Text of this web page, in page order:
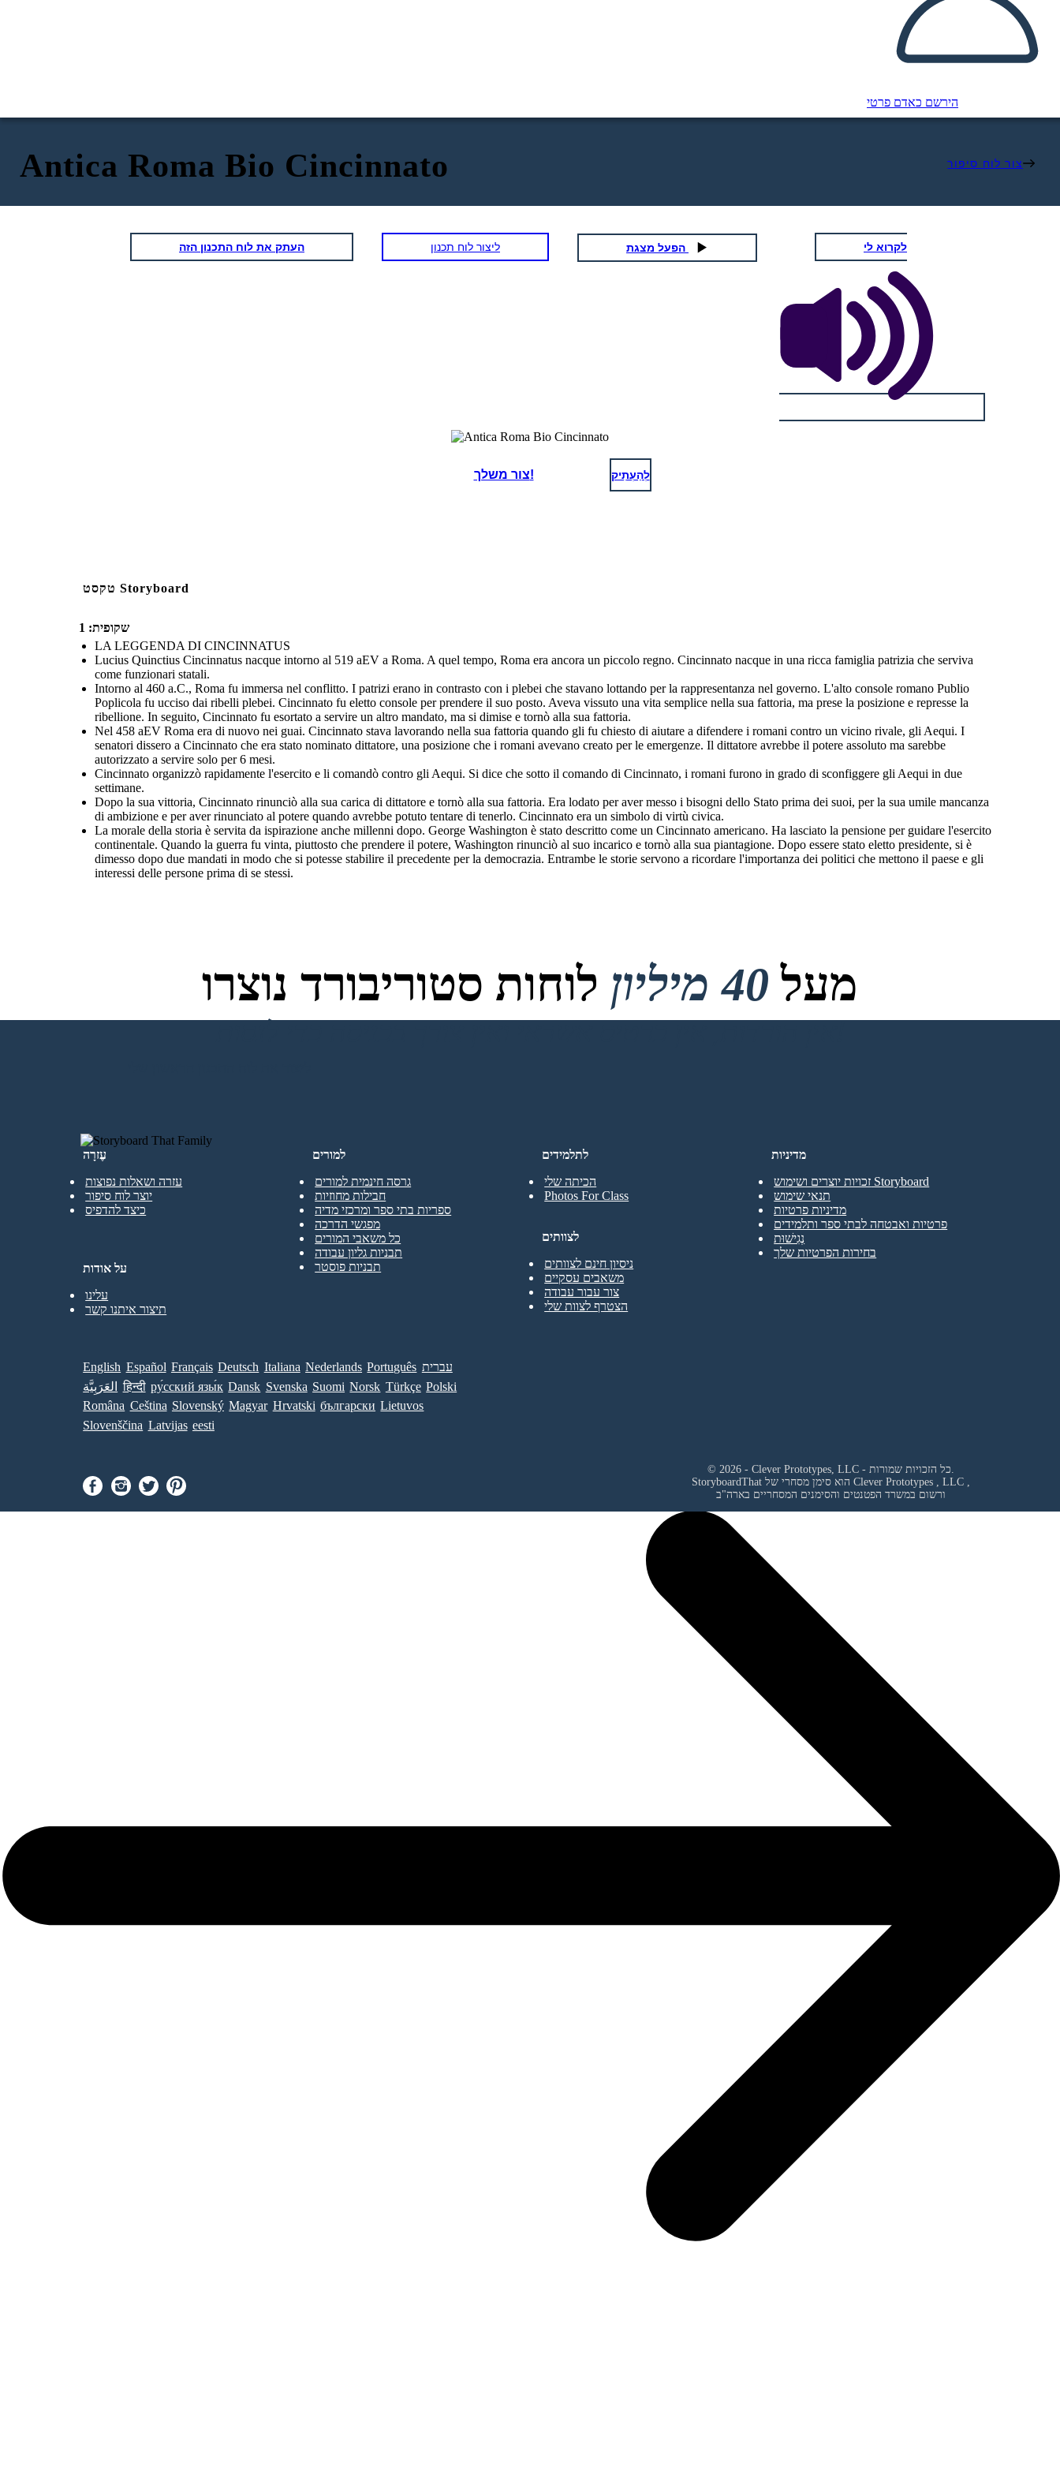
הירשם כאדם פרטי
Antica Roma Bio Cincinnato צור לוח סיפור
העתק את לוח התכנון הזה ליצור לוח תכנון לקרוא לי
צור משלך! לְהַעְתִיק
טקסט Storyboard
שקופית: 1
LA LEGGENDA DI CINCINNATUS
Lucius Quinctius Cincinnatus nacque intorno al 519 aEV a Roma. A quel tempo, Roma era ancora un piccolo regno. Cincinnato nacque in una ricca famiglia patrizia che serviva
come funzionari statali.
Intorno al 460 a.C., Roma fu immersa nel conflitto. I patrizi erano in contrasto con i plebei che stavano lottando per la rappresentanza nel governo. L'alto console romano Publio
Poplicola fu ucciso dai ribelli plebei. Cincinnato fu eletto console per prendere il suo posto. Aveva vissuto una vita semplice nella sua fattoria, ma prese la posizione e represse la
ribellione. In seguito, Cincinnato fu esortato a servire un altro mandato, ma si dimise e tornò alla sua fattoria.
Nel 458 aEV Roma era di nuovo nei guai. Cincinnato stava lavorando nella sua fattoria quando gli fu chiesto di aiutare a difendere i romani contro un vicino rivale, gli Aequi. I
senatori dissero a Cincinnato che era stato nominato dittatore, una posizione che i romani avevano creato per le emergenze. Il dittatore avrebbe il potere assoluto ma sarebbe
autorizzato a servire solo per 6 mesi.
Cincinnato organizzò rapidamente l'esercito e li comandò contro gli Aequi. Si dice che sotto il comando di Cincinnato, i romani furono in grado di sconfiggere gli Aequi in due
settimane.
Dopo la sua vittoria, Cincinnato rinunciò alla sua carica di dittatore e tornò alla sua fattoria. Era lodato per aver messo i bisogni dello Stato prima dei suoi, per la sua umile mancanza
di ambizione e per aver rinunciato al potere quando avrebbe potuto tentare di tenerlo. Cincinnato era un simbolo di virtù civica.
La morale della storia è servita da ispirazione anche millenni dopo. George Washington è stato descritto come un Cincinnato americano. Ha lasciato la pensione per guidare l'esercito
continentale. Quando la guerra fu vinta, piuttosto che prendere il potere, Washington rinunciò al suo incarico e tornò alla sua piantagione. Dopo essere stato eletto presidente, si è
dimesso dopo due mandati in modo che si potesse stabilire il precedente per la democrazia. Entrambe le storie servono a ricordare l'importanza dei politici che mettono il paese e gli
interessi delle persone prima di se stessi.
מעל 40 מיליון לוחות סטוריבורד נוצרו
אין הורדות, אין כרטיס אשראי ואין צורך בכניסה כדי לנסות!
עֶזרָה
עזרה ושאלות נפוצות
יוצר לוח סיפור
כיצד להדפיס
לתלמידים
הכיתה שלי
Photos For Class
למורים
גרסה חינמית למורים
חבילות מחוזיות
ספריות בתי ספר ומרכזי מדיה
מפגשי הדרכה
כל משאבי המורים
תבניות גליון עבודה
תבניות פוסטר
לצוותים
ניסיון חינם לצוותים
משאבים עסקיים
צור עבור עבודה
הצטרף לצוות שלי
על אודות
עלינו
תיצור איתנו קשר
מדיניות
זכויות יוצרים ושימוש Storyboard
תנאי שימוש
מדיניות פרטיות
פרטיות ואבטחה לבתי ספר ותלמידים
נְגִישׁוּת
בחירות הפרטיות שלך
English Español Français Deutsch Italiana Nederlands Português עברית
العَرَبِيَّة
हिन्दी ру́сский язы́к Dansk Svenska Suomi Norsk Türkçe Polski
Româna Ceština Slovenský Magyar Hrvatski български Lietuvos
Slovenščina Latvijas eesti
© 2026 - Clever Prototypes, LLC - כל הזכויות שמורות.
Clever Prototypes , LLC ,
ורשום במשרד הפטנטים והסימנים המסחריים בארה"ב